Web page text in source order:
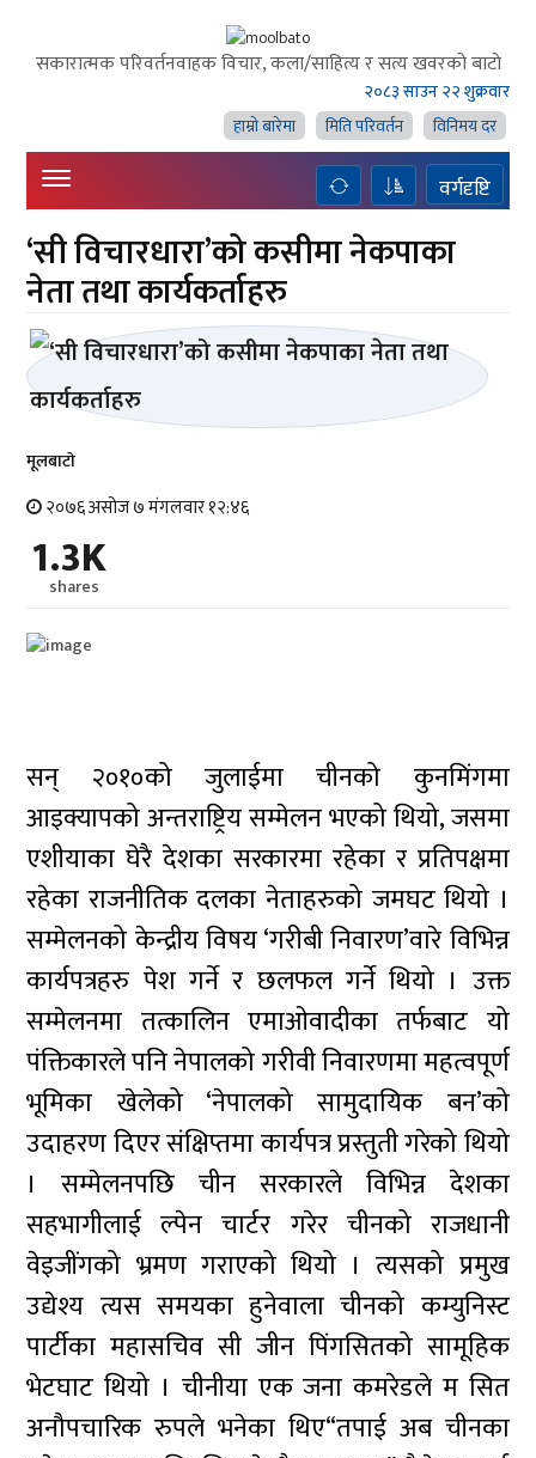
सकारात्मक परिवर्तनवाहक विचार, कला/साहित्य र सत्य खवरको बाटाे
२०८३ साउन २२ शुक्रवार
हाम्राे बारेमा
मिति परिवर्तन विनिमय दर
वर्गदृष्टि
‘सी विचारधारा’को कसीमा नेकपाका
नेता तथा कार्यकर्ताहरु
मूलबाटाे
२०७६ असोज ७ मंगलवार १२:४६
1.3K
shares
सन् २०१०को जुलाईमा चीनको कुनमिंगमा
आइक्यापको अन्तराष्ट्रिय सम्मेलन भएको थियो, जसमा
एशीयाका घेरै देशका सरकारमा रहेका र प्रतिपक्षमा
रहेका राजनीतिक दलका नेताहरुको जमघट थियो ।
सम्मेलनको केन्द्रीय विषय ‘गरीबी निवारण’वारे विभिन्न
कार्यपत्रहरु पेश गर्ने र छलफल गर्ने थियो । उक्त
सम्मेलनमा तत्कालिन एमाओवादीका तर्फबाट यो
पंक्तिकारले पनि नेपालको गरीवी निवारणमा महत्वपूर्ण
भूमिका खेलेको ‘नेपालको सामुदायिक बन’को
उदाहरण दिएर संक्षिप्तमा कार्यपत्र प्रस्तुती गरेको थियो
। सम्मेलनपछि चीन सरकारले विभिन्न देशका
सहभागीलाई ल्पेन चार्टर गरेर चीनको राजधानी
वेइजींगको भ्रमण गराएको थियो । त्यसको प्रमुख
उद्येश्य त्यस समयका हुनेवाला चीनको कम्युनिस्ट
पार्टीका महासचिव सी जीन पिंगसितको सामूहिक
भेटघाट थियो । चीनीया एक जना कमरेडले म सित
अनौपचारिक रुपले भनेका थिए“तपाई अब चीनका